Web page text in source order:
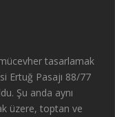
tasarlamak
Ertuğ Pasajı 88/77
Şu anda aynı
üzere, toptan ve